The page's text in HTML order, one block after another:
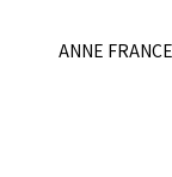
ANNE